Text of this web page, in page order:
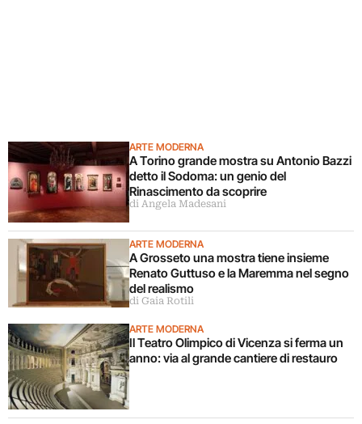
ARTE MODERNA
A Torino grande mostra su Antonio Bazzi
detto il Sodoma: un genio del
Rinascimento da scoprire
di Angela Madesani
ARTE MODERNA
A Grosseto una mostra tiene insieme
Renato Guttuso e la Maremma nel segno
del realismo
di Gaia Rotili
ARTE MODERNA
Il Teatro Olimpico di Vicenza si ferma un
anno: via al grande cantiere di restauro